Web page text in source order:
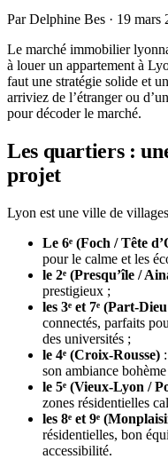
Par Delphine Bes · 19 mars
Le marché immobilier
à louer un appartement à
faut une stratégie solide et
arriviez de l’étranger ou
pour décoder le marché.
Les quartiers :
projet
Lyon est une ville de
Le 6ᵉ (Foch / Tête
pour le calme et les
le 2ᵉ (Presqu’île /
prestigieux ;
les 3ᵉ et 7ᵉ (Part-
connectés, parfaits
des universités ;
le 4ᵉ (Croix-Rousse)
son ambiance
le 5ᵉ (Vieux-Lyon /
zones résidentielles
les 8ᵉ et 9ᵉ
résidentielles, bon
accessibilité.